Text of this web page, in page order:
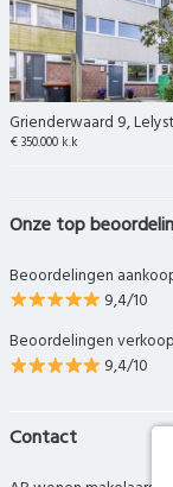
Grienderwaard 9,
€ 350.000 k.k
Onze top
Beoordelingen
9,4/10
Beoordelingen
9,4/10
Contact